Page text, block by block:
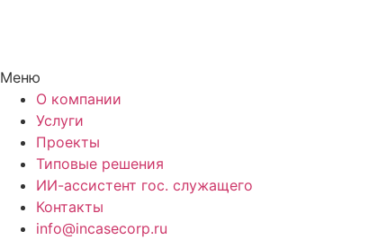
Меню
О компании
Услуги
Проекты
Типовые решения
ИИ-ассистент гос. служащего
Контакты
info@incasecorp.ru